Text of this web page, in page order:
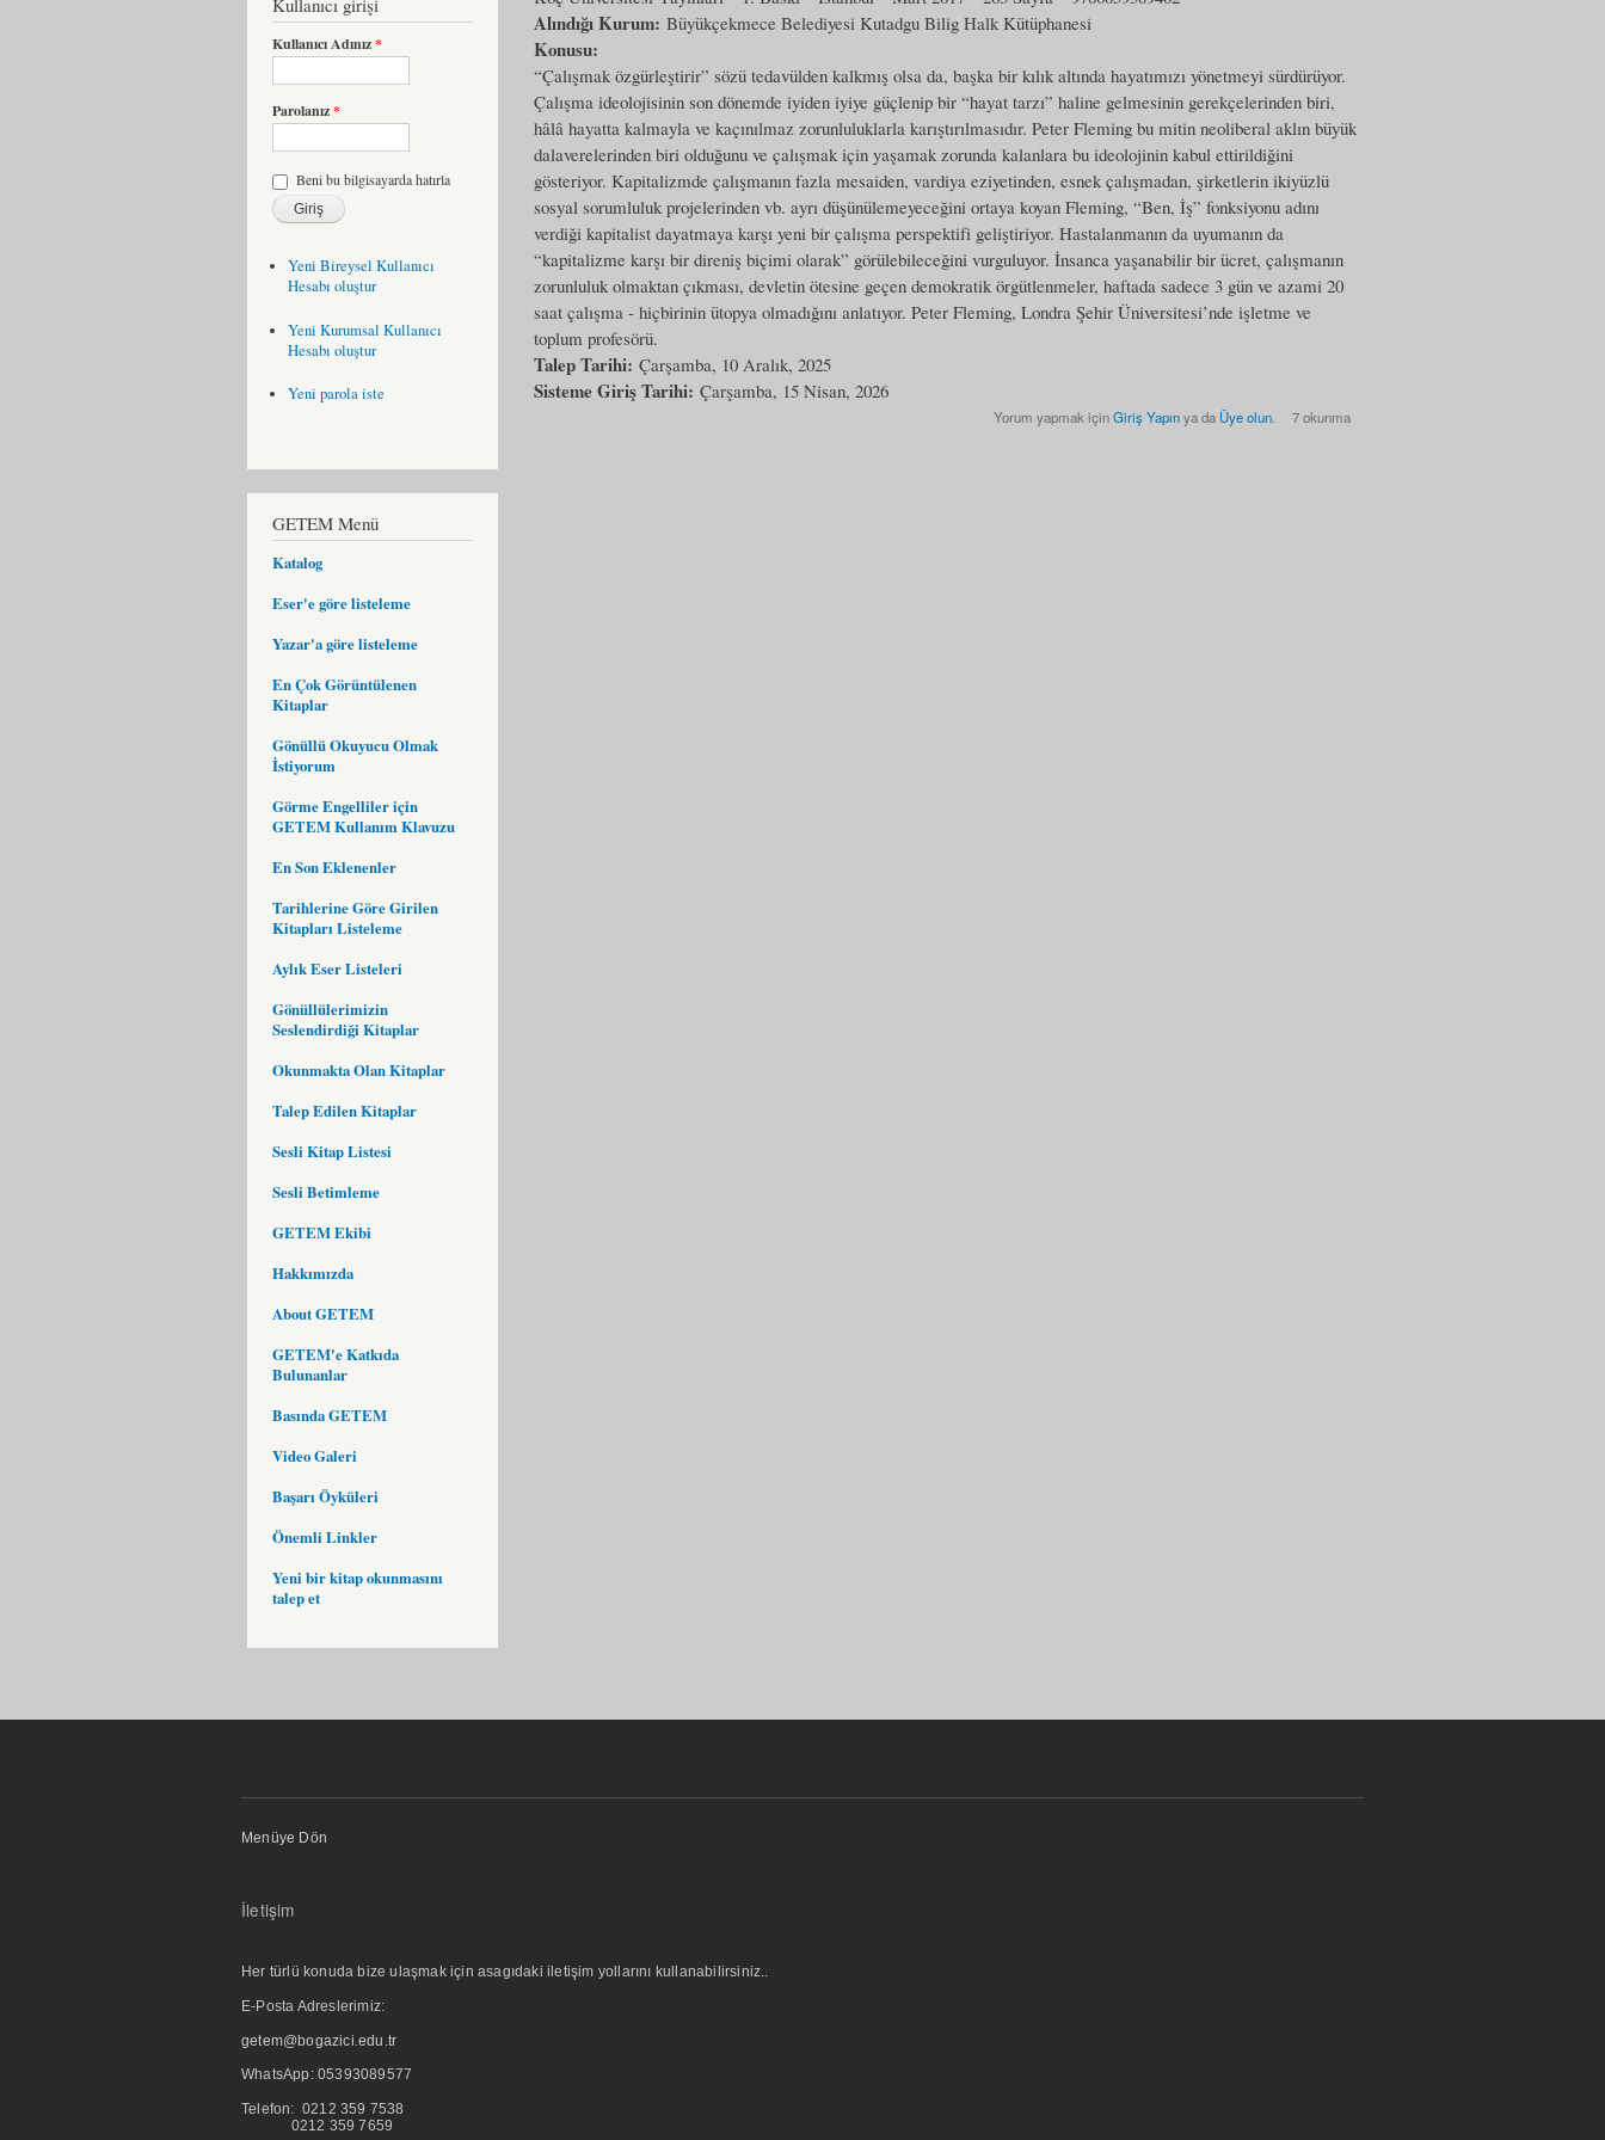
Kullanıcı Adınız*
Parolanız*
Beni bu bilgisayarda hatırla
Yeni Bireysel Kullanıcı
Hesabı oluştur
Yeni Kurumsal Kullanıcı
Hesabı oluştur
Yeni parola iste
GETEM Menü
Katalog
Eser'e göre listeleme
Yazar'a göre listeleme
En Çok Görüntülenen
Kitaplar
Gönüllü Okuyucu Olmak
İstiyorum
Görme Engelliler için
GETEM Kullanım Klavuzu
En Son Eklenenler
Tarihlerine Göre Girilen
Kitapları Listeleme
Aylık Eser Listeleri
Gönüllülerimizin
Seslendirdiği Kitaplar
Okunmakta Olan Kitaplar
Talep Edilen Kitaplar
Sesli Kitap Listesi
Sesli Betimleme
GETEM Ekibi
Hakkımızda
About GETEM
GETEM'e Katkıda
Bulunanlar
Basında GETEM
Video Galeri
Başarı Öyküleri
Önemli Linkler
Yeni bir kitap okunmasını
talep et
Alındığı Kurum: Büyükçekmece Belediyesi Kutadgu Bilig Halk Kütüphanesi
Konusu:
“Çalışmak özgürleştirir” sözü tedavülden kalkmış olsa da, başka bir kılık altında hayatımızı yönetmeyi sürdürüyor.
Çalışma ideolojisinin son dönemde iyiden iyiye güçlenip bir “hayat tarzı” haline gelmesinin gerekçelerinden biri,
hâlâ hayatta kalmayla ve kaçınılmaz zorunluluklarla karıştırılmasıdır. Peter Fleming bu mitin neoliberal aklın büyük
dalaverelerinden biri olduğunu ve çalışmak için yaşamak zorunda kalanlara bu ideolojinin kabul ettirildiğini
gösteriyor. Kapitalizmde çalışmanın fazla mesaiden, vardiya eziyetinden, esnek çalışmadan, şirketlerin ikiyüzlü
sosyal sorumluluk projelerinden vb. ayrı düşünülemeyeceğini ortaya koyan Fleming, “Ben, İş” fonksiyonu adını
verdiği kapitalist dayatmaya karşı yeni bir çalışma perspektifi geliştiriyor. Hastalanmanın da uyumanın da
“kapitalizme karşı bir direniş biçimi olarak” görülebileceğini vurguluyor. İnsanca yaşanabilir bir ücret, çalışmanın
zorunluluk olmaktan çıkması, devletin ötesine geçen demokratik örgütlenmeler, haftada sadece 3 gün ve azami 20
saat çalışma - hiçbirinin ütopya olmadığını anlatıyor. Peter Fleming, Londra Şehir Üniversitesi’nde işletme ve
toplum profesörü.
Talep Tarihi: Çarşamba, 10 Aralık, 2025
Sisteme Giriş Tarihi: Çarşamba, 15 Nisan, 2026
Yorum yapmak içinGiriş Yapınya da Üye olun. 7 okunma
Menüye Dön
İletişim
Her türlü konuda bize ulaşmak için asagıdaki iletişim yollarını kullanabilirsiniz..
E-Posta Adreslerimiz:
getem@bogazici.edu.tr
WhatsApp: 05393089577
Telefon: 0212 359 7538
0212 359 7659